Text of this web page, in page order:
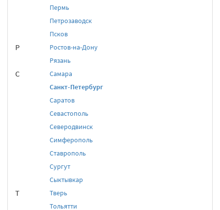
Пермь
Петрозаводск
Псков
Р
Ростов-на-Дону
Рязань
С
Самара
Санкт-Петербург
Саратов
Севастополь
Северодвинск
Симферополь
Ставрополь
Сургут
Сыктывкар
Т
Тверь
Тольятти